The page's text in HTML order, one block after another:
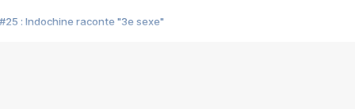
#25 : Indochine raconte "3e sexe"